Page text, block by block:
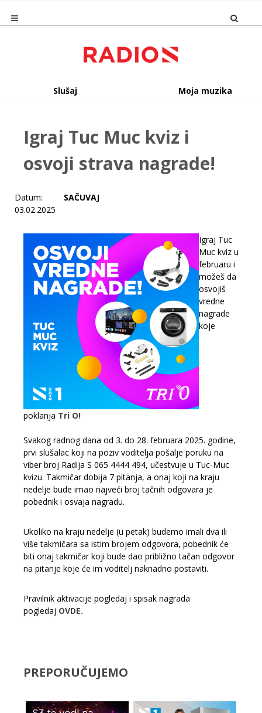
Slušaj Moja muzika
Igraj Tuc Muc kviz i
osvoji strava nagrade!
Datum:
03.02.2025
SAČUVAJ
Igraj Tuc
Muc kviz u
februaru i
možeš da
osvojiš
vredne
nagrade
koje
poklanja Tri O!
Svakog radnog dana od 3. do 28. februara 2025. godine,
prvi slušalac koji na poziv voditelja pošalje poruku na
viber broj Radija S 065 4444 494, učestvuje u Tuc-Muc
kvizu. Takmičar dobija 7 pitanja, a onaj koji na kraju
nedelje bude imao najveći broj tačnih odgovara je
pobednik i osvaja nagradu.
Ukoliko na kraju nedelje (u petak) budemo imali dva ili
više takmičara sa istim brojem odgovora, pobednik će
biti onaj takmičar koji bude dao približno tačan odgovor
na pitanje koje će im voditelj naknadno postaviti.
Pravilnik aktivacije pogledaj i spisak nagrada
pogledaj OVDE.
PREPORUČUJEMO